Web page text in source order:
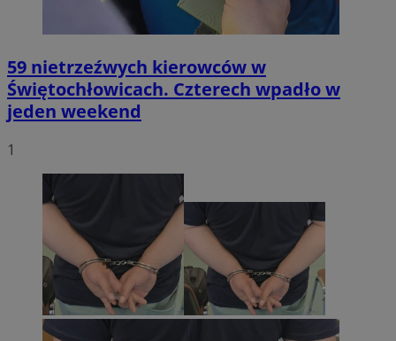
59 nietrzeźwych kierowców w
Świętochłowicach. Czterech wpadło w
jeden weekend
1